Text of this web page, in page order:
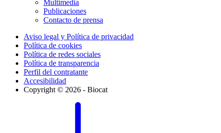
Multimedia
Publicaciones
Contacto de prensa
Aviso legal y Política de privacidad
Política de cookies
Política de redes sociales
Política de transparencia
Perfil del contratante
Accesibilidad
Copyright © 2026 - Biocat